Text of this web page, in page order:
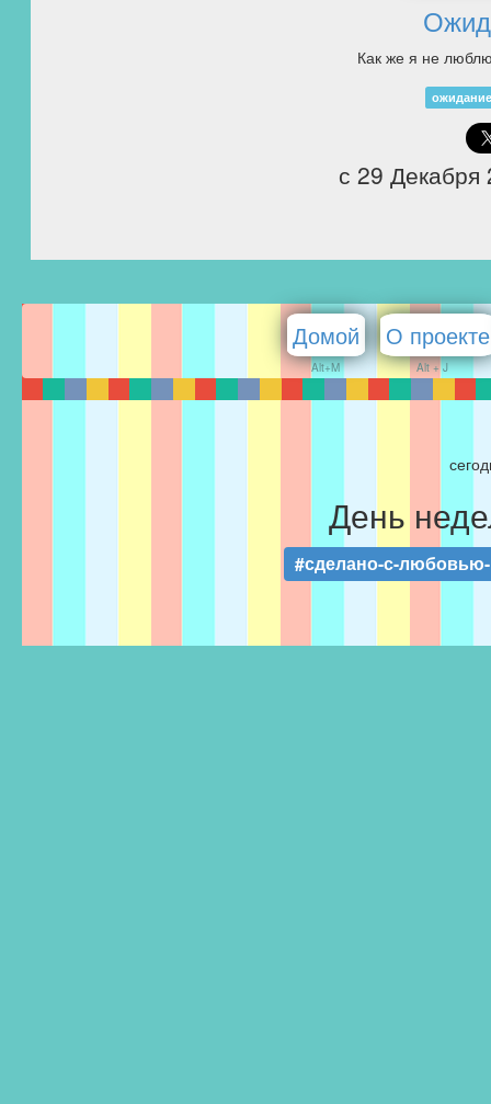
Как же я не
ожидание
с 29
Домой
Alt+M
О проекте
Alt + J
День
#сделано-с-